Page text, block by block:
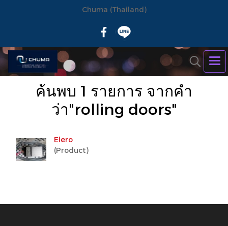
Chuma (Thailand)
ค้นพบ 1 รายการ จากคำ
ว่า"rolling doors"
Elero
(Product)